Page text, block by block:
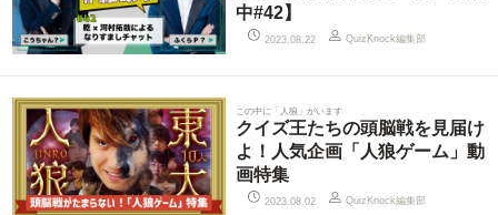
中#42】
2023.08.22 QuizKnock編集部
この中に「人狼」がいます
クイズ王たちの頭脳戦を見届け
よ！人気企画「人狼ゲーム」動
画特集
2023.08.02 QuizKnock編集部